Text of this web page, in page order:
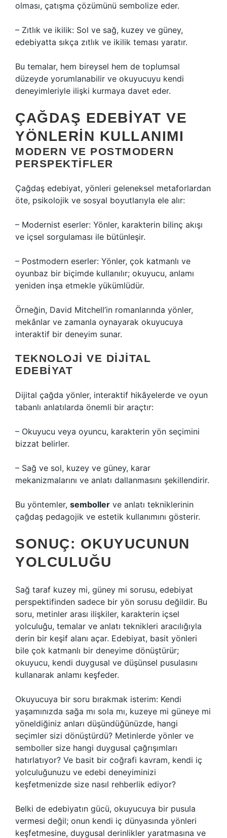
olması, çatışma çözümünü sembolize eder.
– Zıtlık ve ikilik: Sol ve sağ, kuzey ve güney,
edebiyatta sıkça zıtlık ve ikilik teması yaratır.
Bu temalar, hem bireysel hem de toplumsal
düzeyde yorumlanabilir ve okuyucuyu kendi
deneyimleriyle ilişki kurmaya davet eder.
ÇAĞDAŞ EDEBIYAT VE
YÖNLERIN KULLANIMI
MODERN VE POSTMODERN
PERSPEKTIFLER
Çağdaş edebiyat, yönleri geleneksel metaforlardan
öte, psikolojik ve sosyal boyutlarıyla ele alır:
– Modernist eserler: Yönler, karakterin bilinç akışı
ve içsel sorgulaması ile bütünleşir.
– Postmodern eserler: Yönler, çok katmanlı ve
oyunbaz bir biçimde kullanılır; okuyucu, anlamı
yeniden inşa etmekle yükümlüdür.
Örneğin, David Mitchell’in romanlarında yönler,
mekânlar ve zamanla oynayarak okuyucuya
interaktif bir deneyim sunar.
TEKNOLOJI VE DIJITAL
EDEBIYAT
Dijital çağda yönler, interaktif hikâyelerde ve oyun
tabanlı anlatılarda önemli bir araçtır:
– Okuyucu veya oyuncu, karakterin yön seçimini
bizzat belirler.
– Sağ ve sol, kuzey ve güney, karar
mekanizmalarını ve anlatı dallanmasını şekillendirir.
Bu yöntemler, semboller ve anlatı tekniklerinin
çağdaş pedagojik ve estetik kullanımını gösterir.
SONUÇ: OKUYUCUNUN
YOLCULUĞU
Sağ taraf kuzey mi, güney mi sorusu, edebiyat
perspektifinden sadece bir yön sorusu değildir. Bu
soru, metinler arası ilişkiler, karakterin içsel
yolculuğu, temalar ve anlatı teknikleri aracılığıyla
derin bir keşif alanı açar. Edebiyat, basit yönleri
bile çok katmanlı bir deneyime dönüştürür;
okuyucu, kendi duygusal ve düşünsel pusulasını
kullanarak anlamı keşfeder.
Okuyucuya bir soru bırakmak isterim: Kendi
yaşamınızda sağa mı sola mı, kuzeye mi güneye mi
yöneldiğiniz anları düşündüğünüzde, hangi
seçimler sizi dönüştürdü? Metinlerde yönler ve
semboller size hangi duygusal çağrışımları
hatırlatıyor? Ve basit bir coğrafi kavram, kendi iç
yolculuğunuzu ve edebi deneyiminizi
keşfetmenizde size nasıl rehberlik ediyor?
Belki de edebiyatın gücü, okuyucuya bir pusula
vermesi değil; onun kendi iç dünyasında yönleri
keşfetmesine, duygusal derinlikler yaratmasına ve